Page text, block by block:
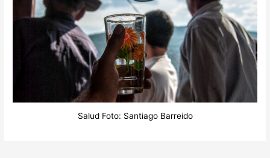
Salud Foto: Santiago Barreido